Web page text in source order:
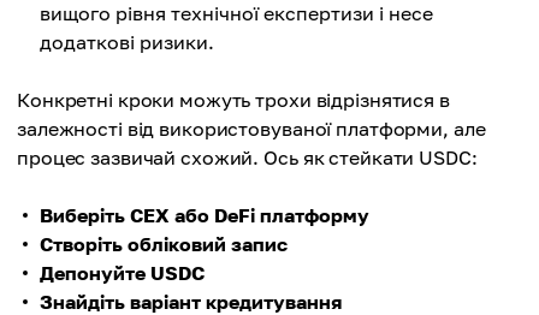
вищого рівня технічної експертизи і несе
додаткові ризики.
Конкретні кроки можуть трохи відрізнятися в
залежності від використовуваної платформи, але
процес зазвичай схожий. Ось як стейкати USDC:
Виберіть CEX або DeFi платформу
Створіть обліковий запис
Депонуйте USDC
Знайдіть варіант кредитування